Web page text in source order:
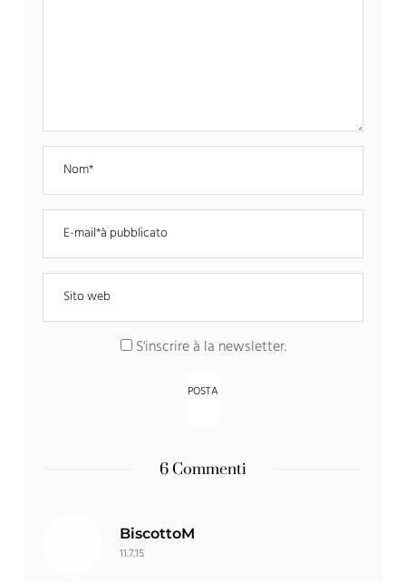
S'inscrire à la newsletter.
6 Commenti
BiscottoM
11.7.15